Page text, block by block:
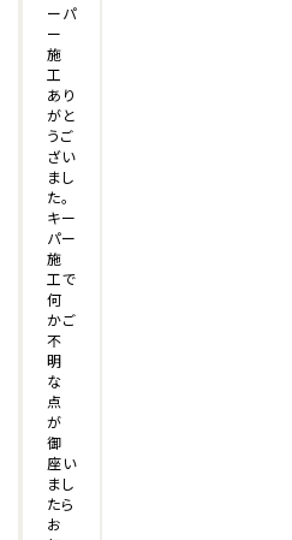
ーパ
ー
施
工
あり
がと
うご
ざい
まし
た。
キー
パー
施
工で
何
かご
不
明
な
点
が
御
座い
まし
たら
お